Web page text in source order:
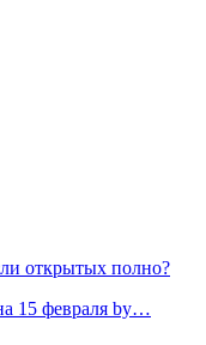
открытых полно?
15 февраля by…